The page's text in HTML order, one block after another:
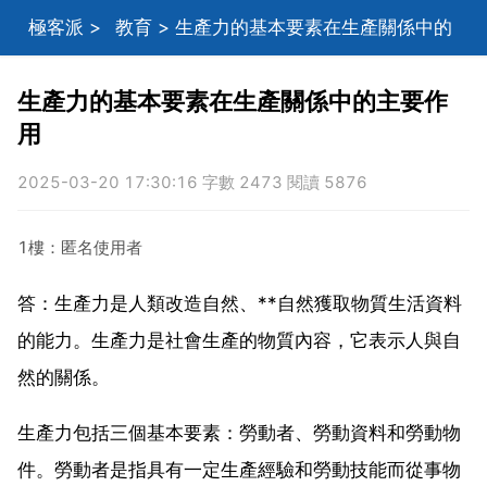
極客派 > 教育 > 生產力的基本要素在生產關係中的
主要作用
生產力的基本要素在生產關係中的主要作
用
2025-03-20 17:30:16 字數 2473 閱讀 5876
1樓：匿名使用者
答：生產力是人類改造自然、**自然獲取物質生活資料
的能力。生產力是社會生產的物質內容，它表示人與自
然的關係。
生產力包括三個基本要素：勞動者、勞動資料和勞動物
件。勞動者是指具有一定生產經驗和勞動技能而從事物